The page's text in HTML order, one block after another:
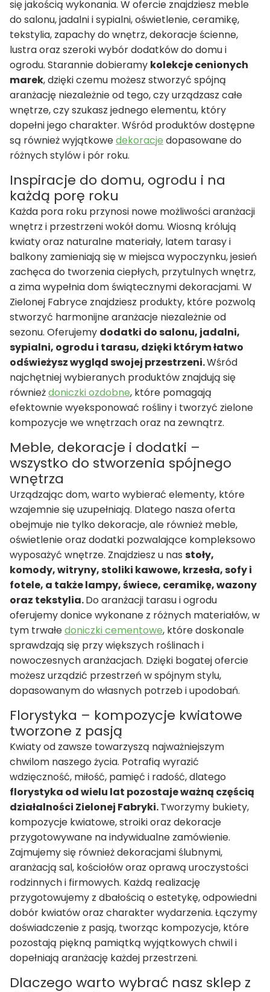
się jakością wykonania. W ofercie znajdziesz meble
do salonu, jadalni i sypialni, oświetlenie, ceramikę,
tekstylia, zapachy do wnętrz, dekoracje ścienne,
lustra oraz szeroki wybór dodatków do domu i
ogrodu. Starannie dobieramy kolekcje cenionych
marek, dzięki czemu możesz stworzyć spójną
aranżację niezależnie od tego, czy urządzasz całe
wnętrze, czy szukasz jednego elementu, który
dopełni jego charakter. Wśród produktów dostępne
są również wyjątkowedekoracje dopasowane do
różnych stylów i pór roku.
Inspiracje do domu, ogrodu i na
każdą porę roku
Każda pora roku przynosi nowe możliwości aranżacji
wnętrz i przestrzeni wokół domu. Wiosną królują
kwiaty oraz naturalne materiały, latem tarasy i
balkony zamieniają się w miejsca wypoczynku, jesień
zachęca do tworzenia ciepłych, przytulnych wnętrz,
a zima wypełnia dom świątecznymi dekoracjami. W
Zielonej Fabryce znajdziesz produkty, które pozwolą
stworzyć harmonijne aranżacje niezależnie od
sezonu. Oferujemy dodatki do salonu, jadalni,
sypialni, ogrodu i tarasu, dzięki którym łatwo
odświeżysz wygląd swojej przestrzeni.Wśród
najchętniej wybieranych produktów znajdują się
równieżdoniczki ozdobne, które pomagają
efektownie wyeksponować rośliny i tworzyć zielone
kompozycje we wnętrzach oraz na zewnątrz.
Meble, dekoracje i dodatki –
wszystko do stworzenia spójnego
wnętrza
Urządzając dom, warto wybierać elementy, które
wzajemnie się uzupełniają. Dlatego nasza oferta
obejmuje nie tylko dekoracje, ale również meble,
oświetlenie oraz dodatki pozwalające kompleksowo
wyposażyć wnętrze. Znajdziesz u nas stoły,
komody, witryny, stoliki kawowe, krzesła, sofy i
fotele, a także lampy, świece, ceramikę, wazony
oraz tekstylia.Do aranżacji tarasu i ogrodu
oferujemy donice wykonane z różnych materiałów, w
tym trwałedoniczki cementowe, które doskonale
sprawdzają się przy większych roślinach i
nowoczesnych aranżacjach. Dzięki bogatej ofercie
możesz urządzić przestrzeń w spójnym stylu,
dopasowanym do własnych potrzeb i upodobań.
Florystyka – kompozycje kwiatowe
tworzone z pasją
Kwiaty od zawsze towarzyszą najważniejszym
chwilom naszego życia. Potrafią wyrazić
wdzięczność, miłość, pamięć i radość, dlatego
florystyka od wielu lat pozostaje ważną częścią
działalności Zielonej Fabryki.Tworzymy bukiety,
kompozycje kwiatowe, stroiki oraz dekoracje
przygotowywane na indywidualne zamówienie.
Zajmujemy się również dekoracjami ślubnymi,
aranżacją sal, kościołów oraz oprawą uroczystości
rodzinnych i firmowych. Każdą realizację
przygotowujemy z dbałością o estetykę, odpowiedni
dobór kwiatów oraz charakter wydarzenia. Łączymy
doświadczenie z pasją, tworząc kompozycje, które
pozostają piękną pamiątką wyjątkowych chwil i
dopełniają aranżację każdej przestrzeni.
Dlaczego warto wybrać nasz sklep z